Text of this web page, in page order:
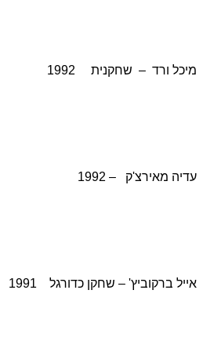
מיכל ורד – שחקנית 1992
עדיה מאירצ'ק – 1992
אייל ברקוביץ' – שחקן כדורגל 1991